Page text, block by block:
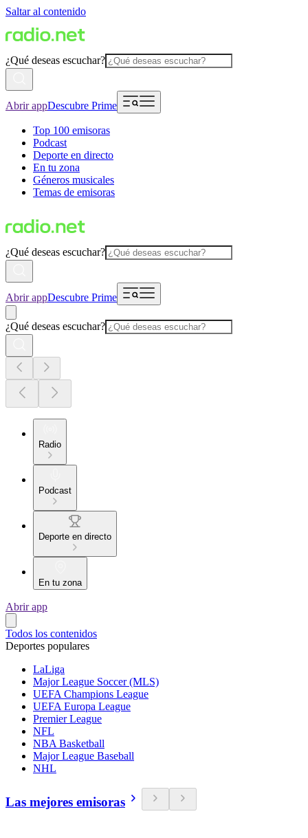
Saltar al contenido
¿Qué deseas escuchar?
Abrir appDescubre Prime
Top 100 emisoras
Podcast
Deporte en directo
En tu zona
Géneros musicales
Temas de emisoras
¿Qué deseas escuchar?
Abrir appDescubre Prime
¿Qué deseas escuchar?
Radio
Podcast
Deporte en directo
En tu zona
Abrir app
Todos los contenidos
Deportes populares
LaLiga
Major League Soccer (MLS)
UEFA Champions League
UEFA Europa League
Premier League
NFL
NBA Basketball
Major League Baseball
NHL
Las mejores emisoras